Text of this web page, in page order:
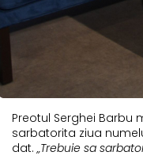
Preotul Serghei Barbu
sarbatorita ziua
dat.„Trebuie sa